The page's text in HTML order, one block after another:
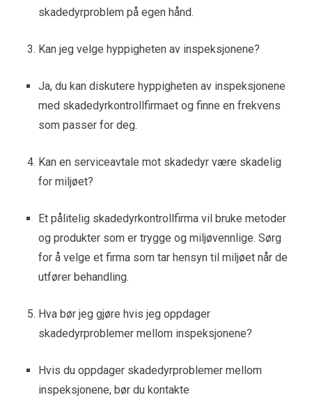
skadedyrproblem på egen hånd.
Kan jeg velge hyppigheten av inspeksjonene?
Ja, du kan diskutere hyppigheten av inspeksjonene
med skadedyrkontrollfirmaet og finne en frekvens
som passer for deg.
Kan en serviceavtale mot skadedyr være skadelig
for miljøet?
Et pålitelig skadedyrkontrollfirma vil bruke metoder
og produkter som er trygge og miljøvennlige. Sørg
for å velge et firma som tar hensyn til miljøet når de
utfører behandling.
Hva bør jeg gjøre hvis jeg oppdager
skadedyrproblemer mellom inspeksjonene?
Hvis du oppdager skadedyrproblemer mellom
inspeksjonene, bør du kontakte